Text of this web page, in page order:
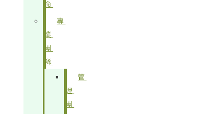
命
專
業
團
隊
管
理
團